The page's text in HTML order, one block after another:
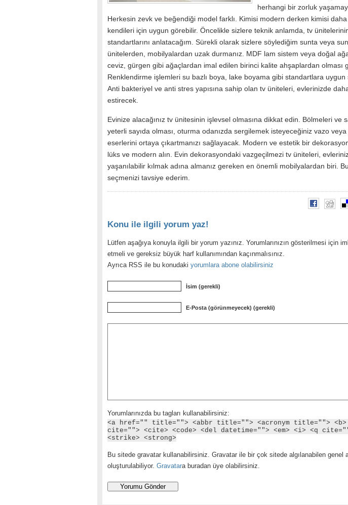
herhangi bir zorluk
Herkesin zevk ve beğendiği model farklı. Kimisi modern derken kimisi
kendileri için uygun görebilir. Öncelikle sizlere teknik anlamda, tv
standartlarını anlatacağım. Sürekli olarak sizlere söylediğim sunta veya
ünitelerden, mobilyalardan uzak durmanız. MDF lam sistem veya doğal
ceviz, gürgen gibi ağaçlardan imal edilen birinci kalite ahşaplardan olması
Renklendirme işlemleri su bazlı boya, lake boyama gibi standartlara uygun
Anti bakteriyel ve anti stres yapısına sahip olan tv üniteleri, evlerinizde
estirecek.
Evinize alacağınız tv ünitesinin işlevsel olmasına dikkat edin. Bölmeleri ve
yeterli sayıda olması, oturma odanızda sergilemek isteyeceğiniz vazo
eserlerini ortaya çıkartmanızı sağlayacak. Modern ve estetik bir
lüks ve modern alın. Evin dekorasyondaki vazgeçilmezi tv üniteleri,
yaşanılabilir kılmak adına almanız gereken en önemli mobilyalardan biri.
seçmenizi tavsiye ederim.
Konu ile ilgili yorum yaz!
Lütfen aşağıya konuyla ilgili bir yorum yazınız. Yorumlarınızın gösterilmesi için
etmeli ve gereksiz büyük harf kullanımından kaçınmalısınız.
Ayrıca RSS ile bu konudaki yorumlara abone olabilirsiniz
İsim (gerekli)
E-Posta (görünmeyecek) (gerekli)
Yorumlarınızda bu tagları kullanabilirsiniz:
<a href="" title=""> <abbr title=""> <acronym title=""> <b>
cite=""> <cite> <code> <del datetime=""> <em> <i> <q
<strike> <strong>
Bu sitede gravatar kullanabilirsiniz. Gravatar ile bir çok sitede algılanabilen genel
oluşturulabiliyor. Gravatara buradan üye olabilirsiniz.